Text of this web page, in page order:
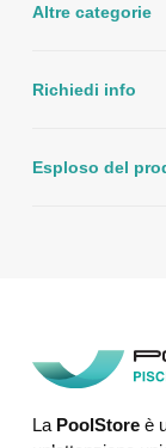
Altre categorie
Richiedi info
Esploso del
La PoolStoreè